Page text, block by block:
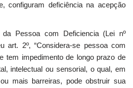
configuram deficiência na acepção
da Pessoa com Deficiencia (Lei nº
art. 2º, “Considera-se pessoa com
tem impedimento de longo prazo de
intelectual ou sensorial, o qual, em
mais barreiras, pode obstruir sua